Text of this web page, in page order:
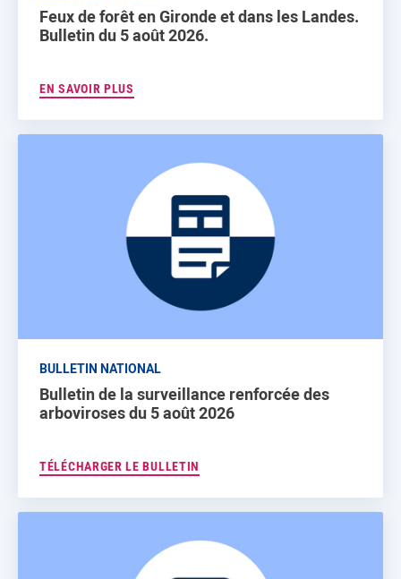
Feux de forêt en Gironde et dans les Landes.
Bulletin du 5 août 2026.
EN SAVOIR PLUS
BULLETIN NATIONAL
Bulletin de la surveillance renforcée des
arboviroses du 5 août 2026
TÉLÉCHARGER LE BULLETIN